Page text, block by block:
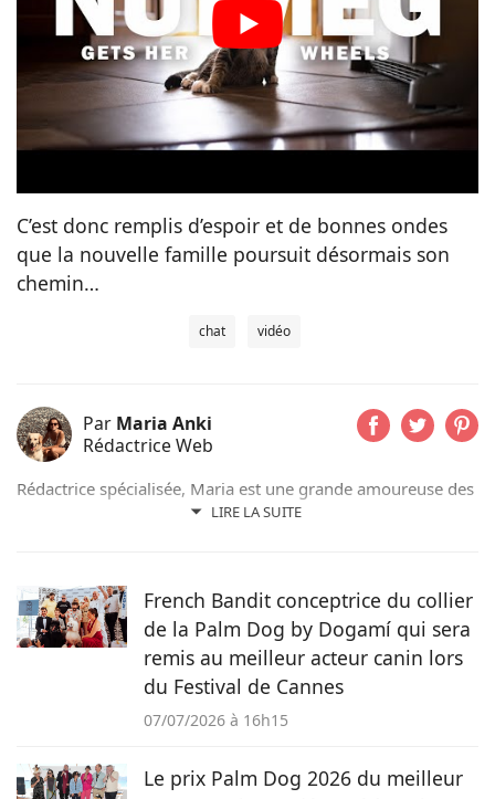
C’est donc remplis d’espoir et de bonnes ondes
que la nouvelle famille poursuit désormais son
chemin…
chat vidéo
Par Maria Anki
Rédactrice Web
LIRE LA SUITE
Rédactrice spécialisée, Maria est une grande amoureuse des
animaux. Monkey, son Golden Retriever, partage son
faire profiter quotidiennement les lecteurs de Pets Dating.
French Bandit conceptrice du collier
de la Palm Dog by Dogamí qui sera
remis au meilleur acteur canin lors
du Festival de Cannes
07/07/2026 à 16h15
Le prix Palm Dog 2026 du meilleur